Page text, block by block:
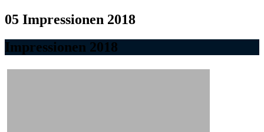
05 Impressionen 2018
Impressionen 2018